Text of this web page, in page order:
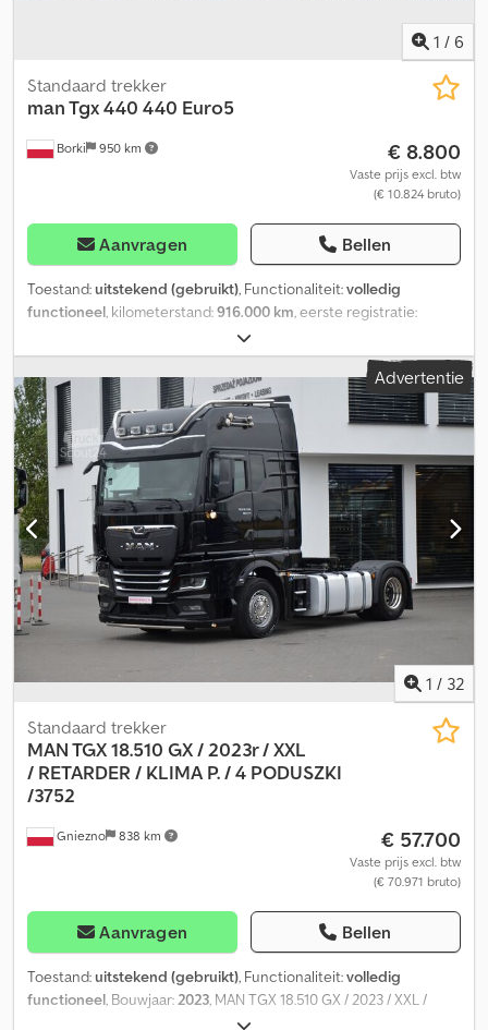
mogelijk. Contact via WhatsApp mogelijk. Locatie: Rheine Prijs:1 / 6
Borki 950 km
Standaard trekker
man Tgx 440 440 Euro5
€ 8.800
Vaste prijs excl. btw
(€ 10.824 bruto)
Aanvragen Bellen
Toestand:uitstekend (gebruikt), Functionaliteit:volledig
functioneel , kilometerstand:916.000 km , eerste registratie:
, bandenmaten:
Bouwjaar:2013, Uitrusting:ABS, AdBlue, Bluetooth, EBS
(Elektronisch Remsysteem), airconditioning, bekrachtigde
besturing, boordcomputer, centrale vergrendeling, cruise
control, elektrische raamverstelling, elektronisch
stabiliteitsprogramma (ESP), extra koplampen, koelkast,
mistlampen, navigatiesysteem, spoiler, standkachel,
stoelverwarming, tweede brandstoftank
, Man TGX440 Euro 5,
automatische transmissie. Zonder retarder. Hydraulisch systeem
voor een beweegbare laadvloer. De truck is in zeer goede staat.
Er zijn geen gebreken. Codpfxezmnqbs Aahjha
Advertentie
1 / 32
Gniezno 838 km
Standaard trekker
MAN TGX 18.510 GX / 2023r / XXL
/ RETARDER / KLIMA P. / 4 PODUSZKI
/3752
€ 57.700
Vaste prijs excl. btw
(€ 70.971 bruto)
Aanvragen Bellen
Toestand:uitstekend (gebruikt), Functionaliteit:volledig
functioneel, Bouwjaar:2023, MAN TGX 18.510 GX / 2023 / XXL /
RETARDER / AIRCONDITIONING / 4 LUCHTKUSSENS / VOLLEDIG